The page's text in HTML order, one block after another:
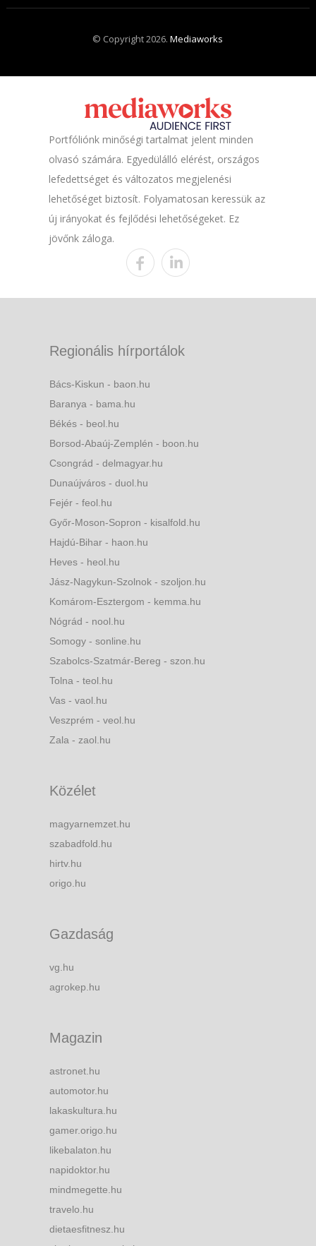
© Copyright 2026.Mediaworks
Portfóliónk minőségi tartalmat jelent minden
olvasó számára. Egyedülálló elérést, országos
lefedettséget és változatos megjelenési
lehetőséget biztosít. Folyamatosan keressük az
új irányokat és fejlődési lehetőségeket. Ez
jövőnk záloga.
Regionális hírportálok
Bács-Kiskun - baon.hu
Baranya - bama.hu
Békés - beol.hu
Borsod-Abaúj-Zemplén - boon.hu
Csongrád - delmagyar.hu
Dunaújváros - duol.hu
Fejér - feol.hu
Győr-Moson-Sopron - kisalfold.hu
Hajdú-Bihar - haon.hu
Heves - heol.hu
Jász-Nagykun-Szolnok - szoljon.hu
Komárom-Esztergom - kemma.hu
Nógrád - nool.hu
Somogy - sonline.hu
Szabolcs-Szatmár-Bereg - szon.hu
Tolna - teol.hu
Vas - vaol.hu
Veszprém - veol.hu
Zala - zaol.hu
Közélet
magyarnemzet.hu
szabadfold.hu
hirtv.hu
origo.hu
Gazdaság
vg.hu
agrokep.hu
Magazin
astronet.hu
automotor.hu
lakaskultura.hu
gamer.origo.hu
likebalaton.hu
napidoktor.hu
mindmegette.hu
travelo.hu
dietaesfitnesz.hu